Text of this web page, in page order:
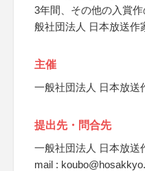
3年間、その他の入賞
般社団法人 日本放送作
主催
一般社団法人 日本放送
提出先・問合先
一般社団法人 日本放送
mail :